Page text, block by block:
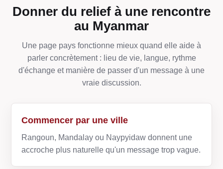
Donner du relief à une rencontre
au Myanmar
Une page pays fonctionne mieux quand elle aide à
parler concrètement : lieu de vie, langue, rythme
d'échange et manière de passer d'un message à une
vraie discussion.
Commencer par une ville
Rangoun, Mandalay ou Naypyidaw donnent une
accroche plus naturelle qu'un message trop vague.